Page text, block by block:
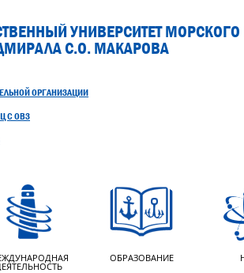
УНИВЕРСИТЕТ
С.О. МАКАРОВА
ОРГАНИЗАЦИИ
С ОВЗ
ОБРАЗОВАНИЕ